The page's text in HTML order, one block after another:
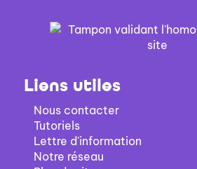
Liens utiles
Nous contacter
Tutoriels
Lettre d'information
Notre réseau